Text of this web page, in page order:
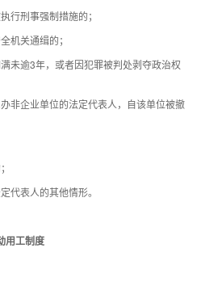
行刑事强制措施的；
机关通缉的；
未逾3年，或者因犯罪被判处剥夺政治权
非企业单位的法定代表人，自该单位被撤
代表人的其他情形。
用工制度